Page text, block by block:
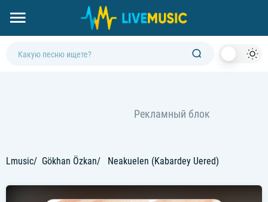
Lmusic Gökhan Özkan Neakuelen (Kabardey Uered)